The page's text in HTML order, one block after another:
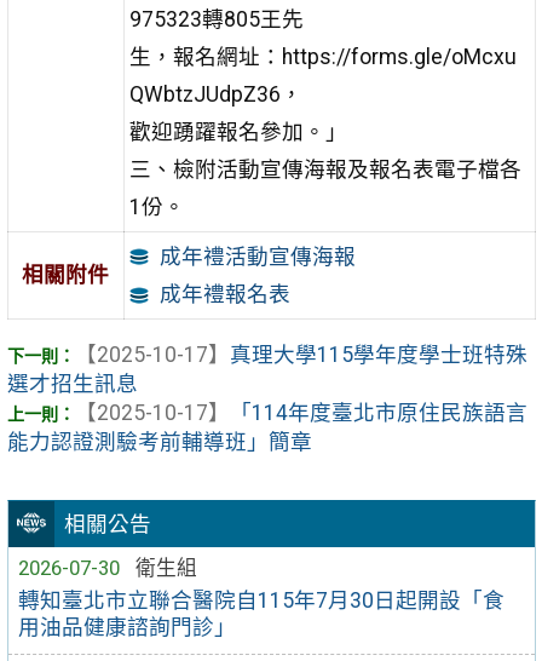
相關公告
2026-07-30
衛生組
轉知臺北市立聯合醫院自115年7月30日起開設「食
用油品健康諮詢門診」
975323轉805王先
生，報名網址：https://forms.gle/oMcxu
QWbtzJUdpZ36，
歡迎踴躍報名參加。」
三、檢附活動宣傳海報及報名表電子檔各
1份。
相關附件
成年禮活動宣傳海報
成年禮報名表
【2025-10-17】 真理大學115學年度學士班特殊
選才招生訊息
【2025-10-17】
「114年度臺北市原住民族語言
能力認證測驗考前輔導班」簡章